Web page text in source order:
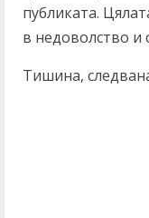
публиката.
в недоволство и
Тишина,